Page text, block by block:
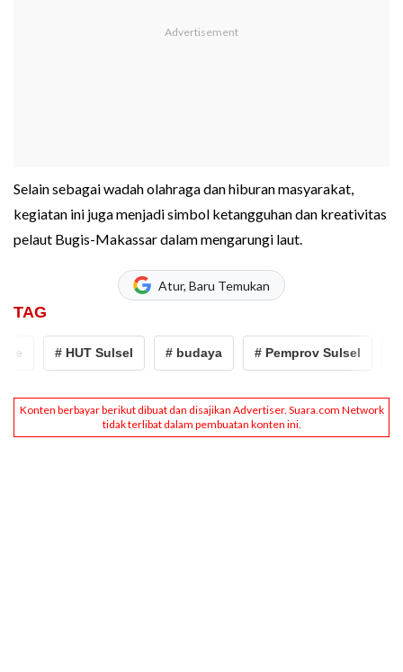
Selain sebagai wadah olahraga dan hiburan masyarakat,
kegiatan ini juga menjadi simbol ketangguhan dan kreativitas
pelaut Bugis-Makassar dalam mengarungi laut.
Atur, Baru Temukan
TAG
# HUT Sulsel # budaya # Pemprov Sulsel